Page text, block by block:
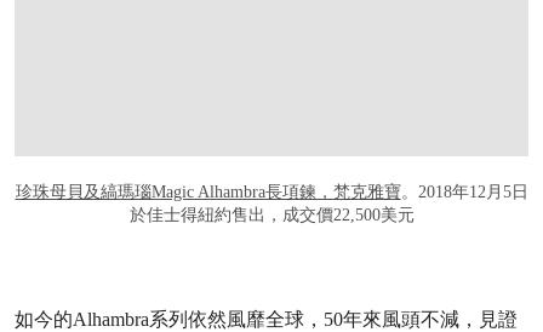
珍珠母貝及縞瑪瑙Magic Alhambra長項鍊，梵克雅寶。2018年12月5日
於佳士得紐約售出，成交價22,500美元
如今的Alhambra系列依然風靡全球，50年來風頭不減，見證